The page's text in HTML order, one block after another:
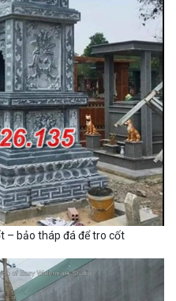
– bảo tháp đá để tro cốt